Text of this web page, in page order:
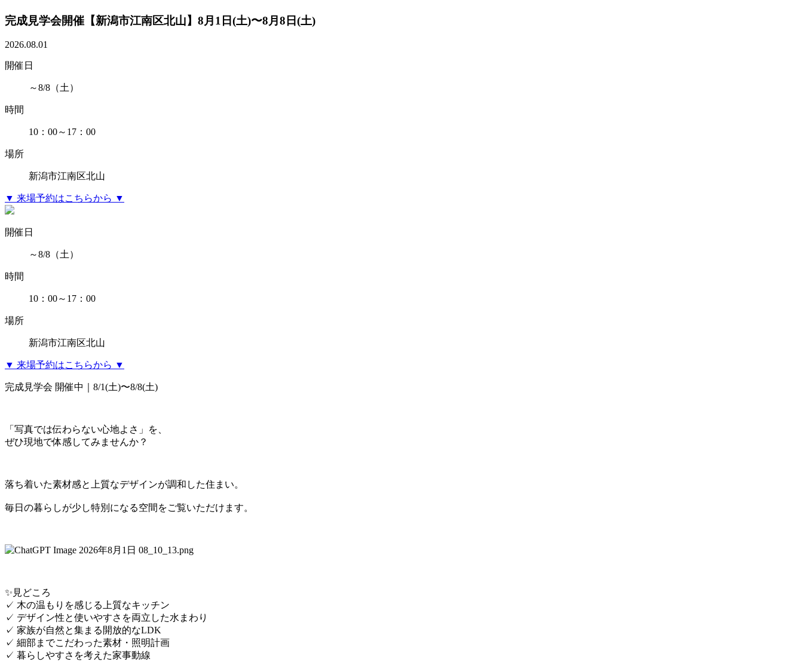
完成見学会開催【新潟市江南区北山】8月1日(土)〜8月8日(土)
2026.08.01
開催日
～8/8（土）
時間
10：00～17：00
場所
新潟市江南区北山
▼ 来場予約はこちらから ▼
開催日
～8/8（土）
時間
10：00～17：00
場所
新潟市江南区北山
▼ 来場予約はこちらから ▼
完成見学会 開催中｜8/1(土)〜8/8(土)
「写真では伝わらない心地よさ」を、
ぜひ現地で体感してみませんか？
落ち着いた素材感と上質なデザインが調和した住まい。
毎日の暮らしが少し特別になる空間をご覧いただけます。
✨見どころ
✓ 木の温もりを感じる上質なキッチン
✓ デザイン性と使いやすさを両立した水まわり
✓ 家族が自然と集まる開放的なLDK
✓ 細部までこだわった素材・照明計画
✓ 暮らしやすさを考えた家事動線